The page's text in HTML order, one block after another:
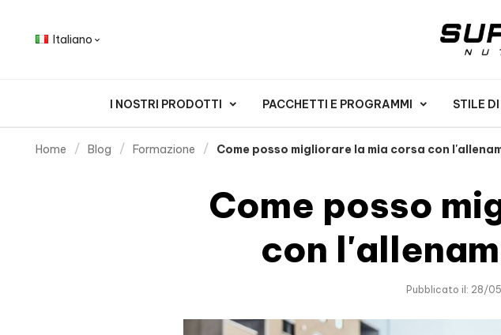
Italiano 
I NOSTRI PRODOTTI PACCHETTI E PROGRAMMI STILE
Home Blog Formazione Come posso migliorare la mia corsa con
Come posso
con
Pubblicato il: 28/